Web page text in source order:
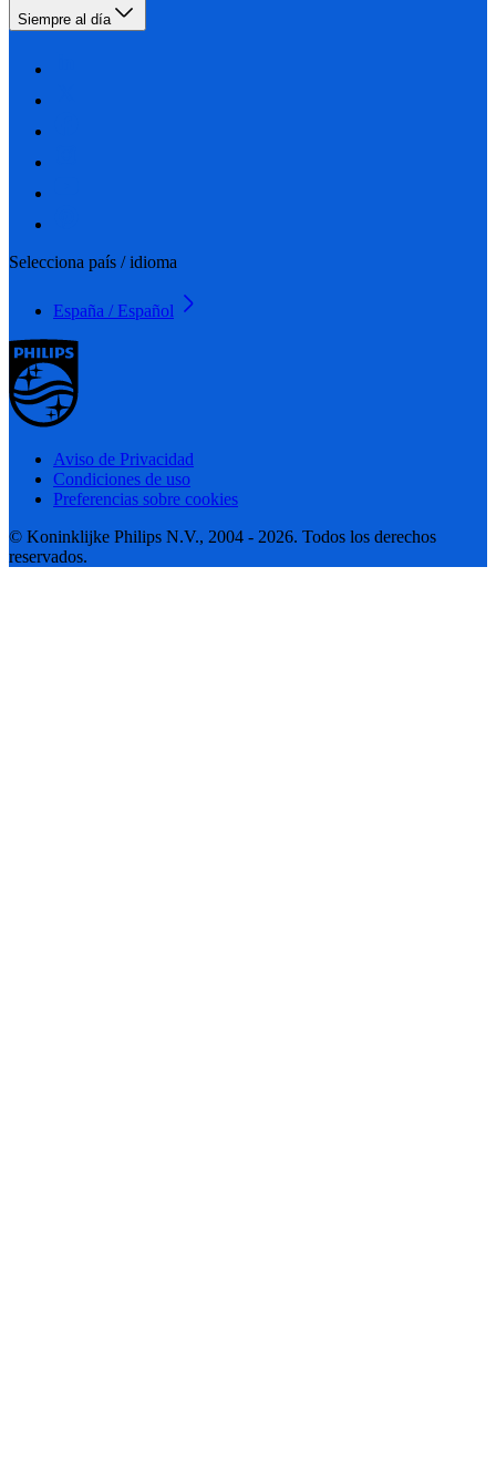
Siempre al día
Selecciona país / idioma
España / Español
Aviso de Privacidad
Condiciones de uso
Preferencias sobre cookies
© Koninklijke Philips N.V., 2004 - 2026. Todos los derechos
reservados.